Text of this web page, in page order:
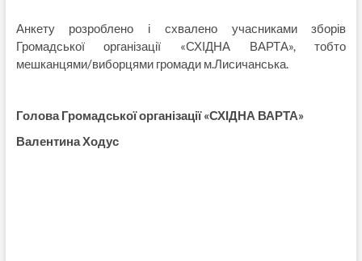
Анкету розроблено і схвалено учасниками зборів
Громадської організації «СХІДНА ВАРТА», тобто
мешканцями/виборцями громади м.Лисичанська.
Голова Громадської організації «СХІДНА ВАРТА»
Валентина Ходус